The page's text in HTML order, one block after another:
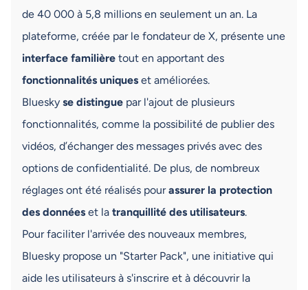
de 40 000 à 5,8 millions en seulement un an. La
plateforme, créée par le fondateur de X, présente une
interface familière tout en apportant des
fonctionnalités uniques et améliorées.
Bluesky se distingue par l'ajout de plusieurs
fonctionnalités, comme la possibilité de publier des
vidéos, d’échanger des messages privés avec des
options de confidentialité. De plus, de nombreux
réglages ont été réalisés pourassurer la protection
des données et la tranquillité des utilisateurs.
Pour faciliter l'arrivée des nouveaux membres,
Bluesky propose un "Starter Pack", une initiative qui
aide les utilisateurs à s'inscrire et à découvrir la